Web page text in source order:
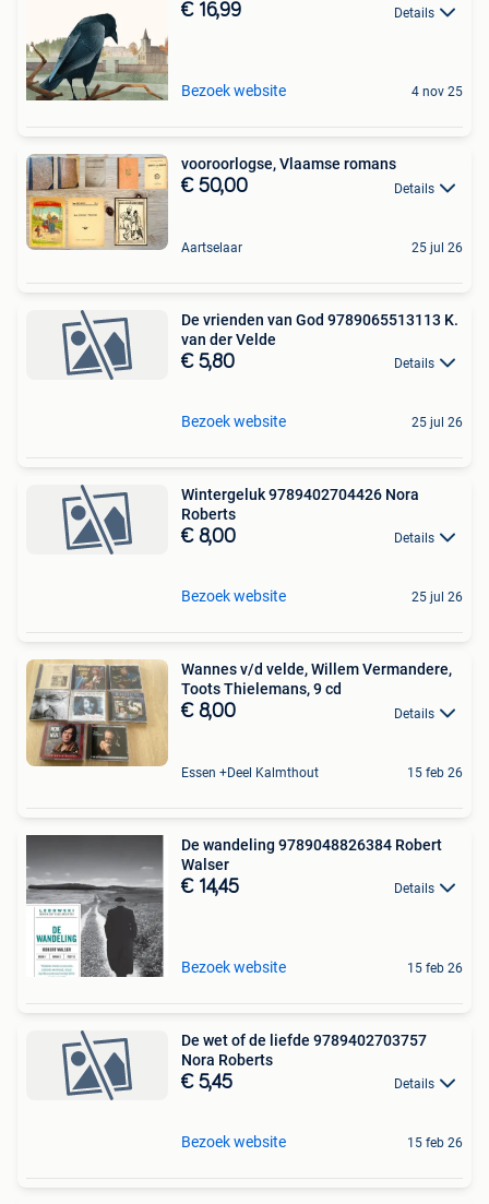
€ 16,99 Details
Bezoek website 4 nov 25
vooroorlogse, Vlaamse romans
€ 50,00 Details
Aartselaar 25 jul 26
De vrienden van God 9789065513113 K.
van der Velde
€ 5,80 Details
Bezoek website 25 jul 26
Wintergeluk 9789402704426 Nora
Roberts
€ 8,00 Details
Bezoek website 25 jul 26
Wannes v/d velde, Willem Vermandere,
Toots Thielemans, 9 cd
€ 8,00 Details
Essen +Deel Kalmthout 15 feb 26
De wandeling 9789048826384 Robert
Walser
€ 14,45 Details
Bezoek website 15 feb 26
De wet of de liefde 9789402703757
Nora Roberts
€ 5,45 Details
Bezoek website 15 feb 26